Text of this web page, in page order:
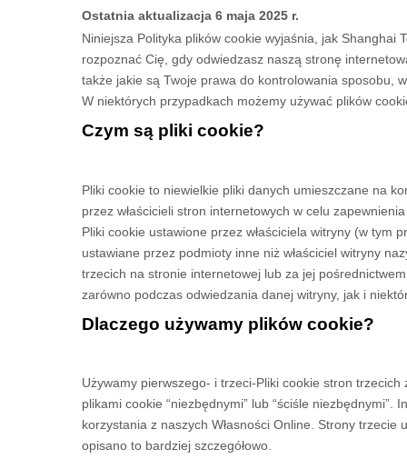
Ostatnia aktualizacja 6 maja 2025 r.
Niniejsza Polityka plików cookie wyjaśnia, jak Shanghai
rozpoznać Cię, gdy odwiedzasz naszą stronę
także jakie są Twoje prawa do kontrolowania sposobu,
W niektórych przypadkach możemy używać plików
Czym są pliki cookie?
Pliki cookie to niewielkie pliki danych umieszczane na
przez właścicieli stron internetowych w celu
Pliki cookie ustawione przez właściciela witryny (w tym
ustawiane przez podmioty inne niż właściciel witryny
trzecich na stronie internetowej lub za jej
zarówno podczas odwiedzania danej witryny, jak i
Dlaczego używamy plików cookie?
Używamy pierwszego- i trzeci-Pliki cookie stron trzecich
plikami cookie “niezbędnymi” lub “ściśle
korzystania z naszych Własności Online. Strony trzecie
opisano to bardziej szczegółowo.